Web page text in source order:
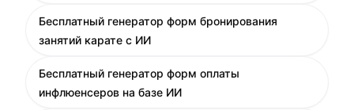
Бесплатный генератор форм бронирования
занятий карате с ИИ
Бесплатный генератор форм оплаты
инфлюенсеров на базе ИИ